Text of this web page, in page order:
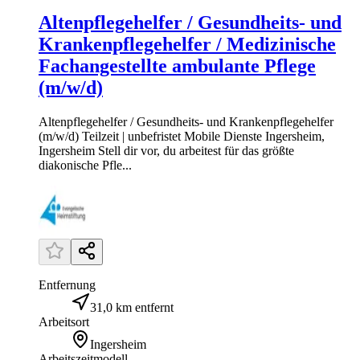
Altenpflegehelfer / Gesundheits- und
Krankenpflegehelfer / Medizinische
Fachangestellte ambulante Pflege
(m/w/d)
Altenpflegehelfer / Gesundheits- und Krankenpflegehelfer
(m/w/d) Teilzeit | unbefristet Mobile Dienste Ingersheim,
Ingersheim Stell dir vor, du arbeitest für das größte
diakonische Pfle...
Entfernung
31,0 km entfernt
Arbeitsort
Ingersheim